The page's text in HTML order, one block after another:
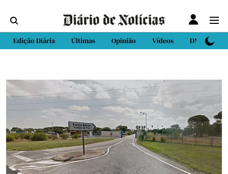
Edição Diária Últimas Opinião Vídeos DN Sport